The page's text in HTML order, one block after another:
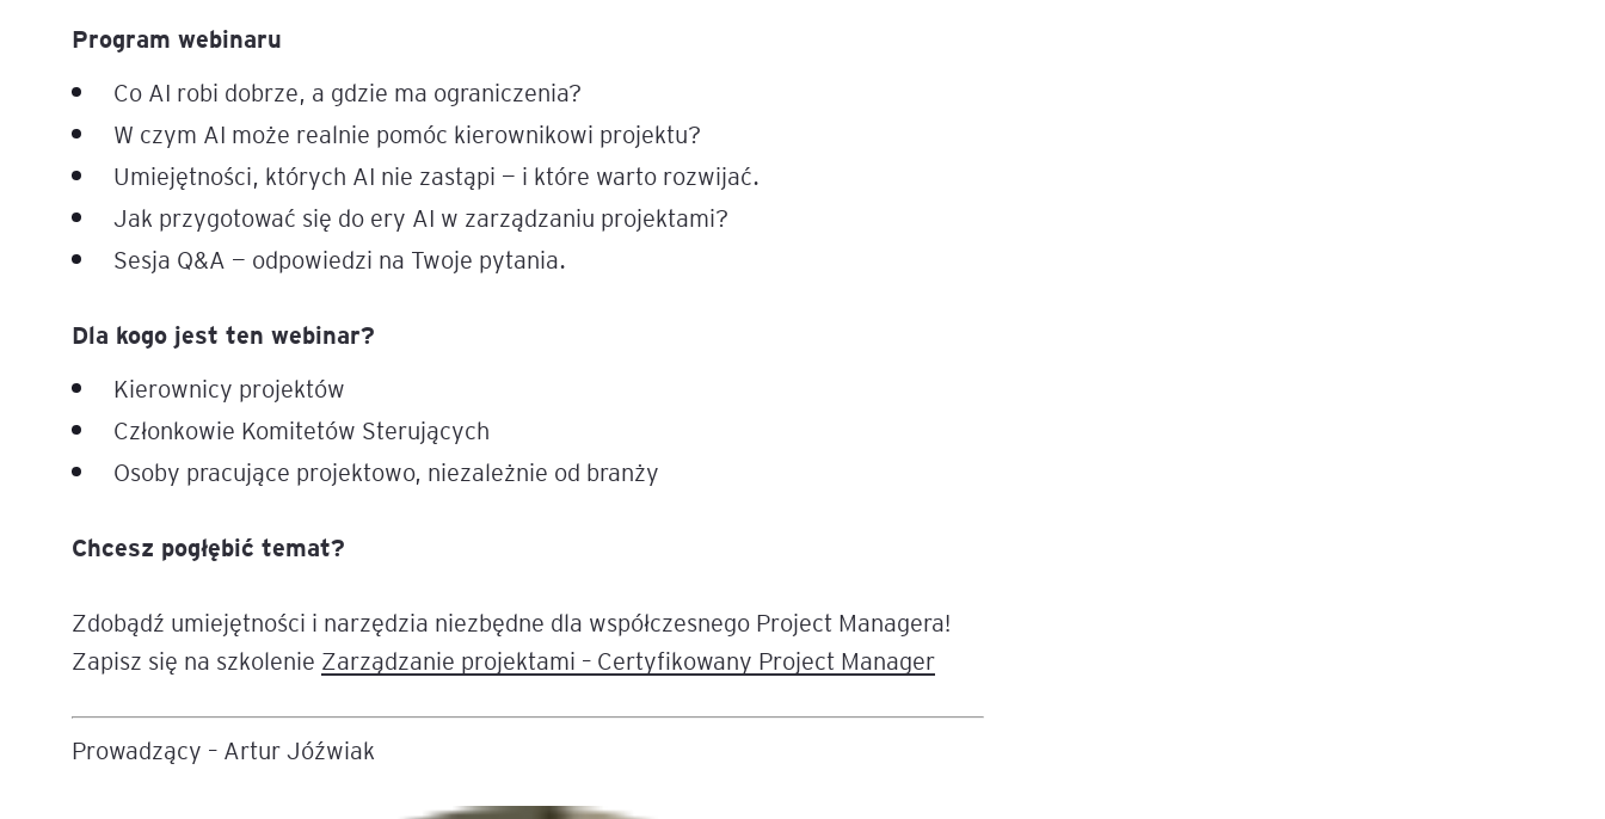
dla prawników
Program webinaru
Co AI robi dobrze, a gdzie ma ograniczenia?
W czym AI może realnie pomóc kierownikowi projektu?
Umiejętności, których AI nie zastąpi — i które warto rozwijać.
Jak przygotować się do ery AI w zarządzaniu projektami?
Sesja Q&A — odpowiedzi na Twoje pytania.
Dla kogo jest ten webinar?
Kierownicy projektów
Członkowie Komitetów Sterujących
Osoby pracujące projektowo, niezależnie od branży
Chcesz pogłębić temat?
Zdobądź umiejętności i narzędzia niezbędne dla współczesnego Project Managera!
Zapisz się na szkolenie Zarządzanie projektami – Certyfikowany Project Manager
Prowadzący – Artur Jóźwiak